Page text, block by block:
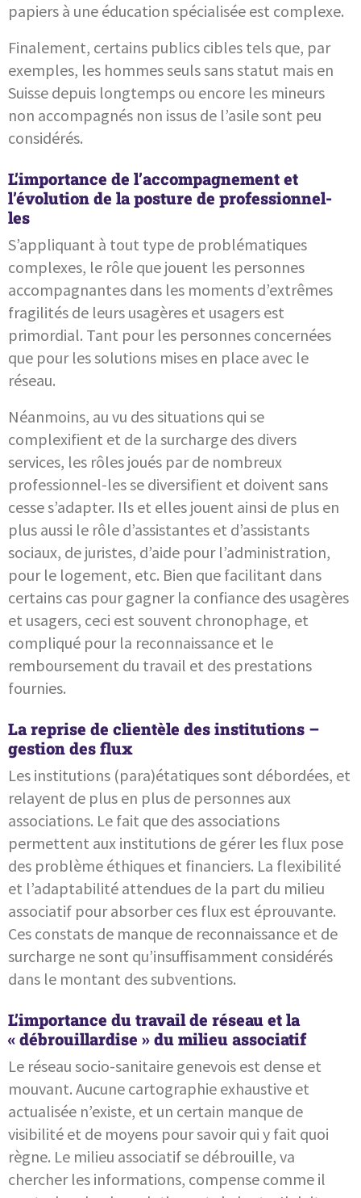
papiers à une éducation spécialisée est complexe.
Finalement, certains publics cibles tels que, par
exemples, les hommes seuls sans statut mais en
Suisse depuis longtemps ou encore les mineurs
non accompagnés non issus de l’asile sont peu
considérés.
L’importance de l’accompagnement et
l’évolution de la posture de professionnel-
les
S’appliquant à tout type de problématiques
complexes, le rôle que jouent les personnes
accompagnantes dans les moments d’extrêmes
fragilités de leurs usagères et usagers est
primordial. Tant pour les personnes concernées
que pour les solutions mises en place avec le
réseau.
Néanmoins, au vu des situations qui se
complexifient et de la surcharge des divers
services, les rôles joués par de nombreux
professionnel-les se diversifient et doivent sans
cesse s’adapter. Ils et elles jouent ainsi de plus en
plus aussi le rôle d’assistantes et d’assistants
sociaux, de juristes, d’aide pour l’administration,
pour le logement, etc. Bien que facilitant dans
certains cas pour gagner la confiance des usagères
et usagers, ceci est souvent chronophage, et
compliqué pour la reconnaissance et le
remboursement du travail et des prestations
fournies.
La reprise de clientèle des institutions –
gestion des flux
Les institutions (para)étatiques sont débordées, et
relayent de plus en plus de personnes aux
associations. Le fait que des associations
permettent aux institutions de gérer les flux pose
des problème éthiques et financiers. La flexibilité
et l’adaptabilité attendues de la part du milieu
associatif pour absorber ces flux est éprouvante.
Ces constats de manque de reconnaissance et de
surcharge ne sont qu’insuffisamment considérés
dans le montant des subventions.
L’importance du travail de réseau et la
« débrouillardise » du milieu associatif
Le réseau socio-sanitaire genevois est dense et
mouvant. Aucune cartographie exhaustive et
actualisée n’existe, et un certain manque de
visibilité et de moyens pour savoir qui y fait quoi
règne. Le milieu associatif se débrouille, va
chercher les informations, compense comme il